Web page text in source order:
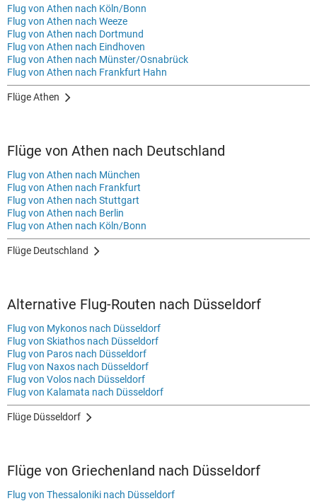
Flug von Athen nach Köln/Bonn
Flug von Athen nach Weeze
Flug von Athen nach Dortmund
Flug von Athen nach Eindhoven
Flug von Athen nach Münster/Osnabrück
Flug von Athen nach Frankfurt Hahn
Flüge Athen
Flüge von Athen nach Deutschland
Flug von Athen nach München
Flug von Athen nach Frankfurt
Flug von Athen nach Stuttgart
Flug von Athen nach Berlin
Flug von Athen nach Köln/Bonn
Flüge Deutschland
Alternative Flug-Routen nach Düsseldorf
Flug von Mykonos nach Düsseldorf
Flug von Skiathos nach Düsseldorf
Flug von Paros nach Düsseldorf
Flug von Naxos nach Düsseldorf
Flug von Volos nach Düsseldorf
Flug von Kalamata nach Düsseldorf
Flüge Düsseldorf
Flüge von Griechenland nach Düsseldorf
Flug von Thessaloniki nach Düsseldorf